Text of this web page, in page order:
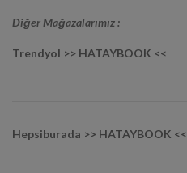
Diğer Mağazalarımız :
Trendyol >> HATAYBOOK <<
Hepsiburada >> HATAYBOOK <<